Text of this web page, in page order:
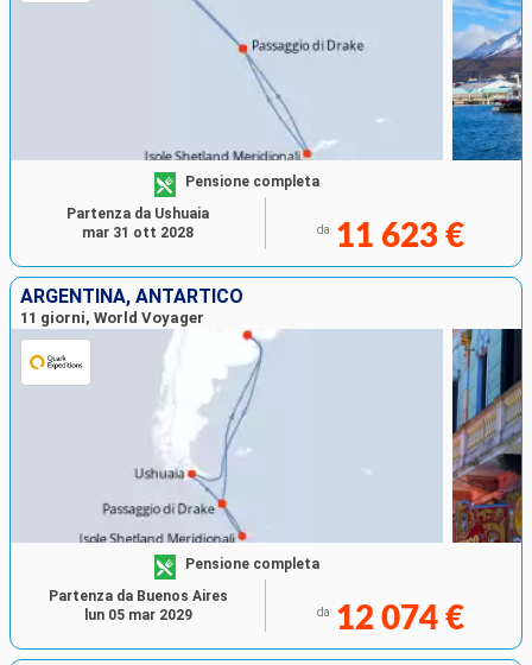
Pensione completa
da 11 623 €
Partenza da Ushuaia
mar 31 ott 2028
ARGENTINA, ANTARTICO
11 giorni, World Voyager
Pensione completa
da 12 074 €
Partenza da Buenos Aires
lun 05 mar 2029